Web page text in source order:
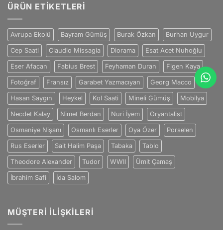
Yaratıcılık
Derinliklerle
Bir
Sanatçı
için
ÜRÜN ETIKETLERI
Avrupa Ekolü Bayram Gümüş Burak Özkan Burhan Uygur
Cep Saati Claudio Missagia Diorama Esat Acet Nuhoğlu
Eser Afacan Fabius Brest Feyhaman Duran Figen Kaya
Fotoğraf Fransız Garabet Yazmacıyan Georg Macco
Hasan Saygın Heykel Kol Saati Mineli Gümüş Mobilya
Necdet Kalay Nimet Berdan Nuri İyem Oryantalist
Osmaniye Nişanı Osmanlı Eserler Oya Özer Porselen
Rus Eserler Sait Halim Paşa Tabaka Tablo
Theodore Alexander Tudor WWII Ümit Çamaş
İbrahim Safi İda Salom
MÜŞTERI İLIŞKILERI